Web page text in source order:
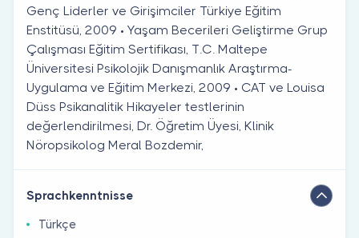
Genç Liderler ve Girişimciler Türkiye Eğitim
Enstitüsü, 2009 • Yaşam Becerileri Geliştirme Grup
Çalışması Eğitim Sertifikası, T.C. Maltepe
Üniversitesi Psikolojik Danışmanlık Araştırma-
Uygulama ve Eğitim Merkezi, 2009 • CAT ve Louisa
Düss Psikanalitik Hikayeler testlerinin
değerlendirilmesi, Dr. Öğretim Üyesi, Klinik
Nöropsikolog Meral Bozdemir,
Sprachkenntnisse
Türkçe